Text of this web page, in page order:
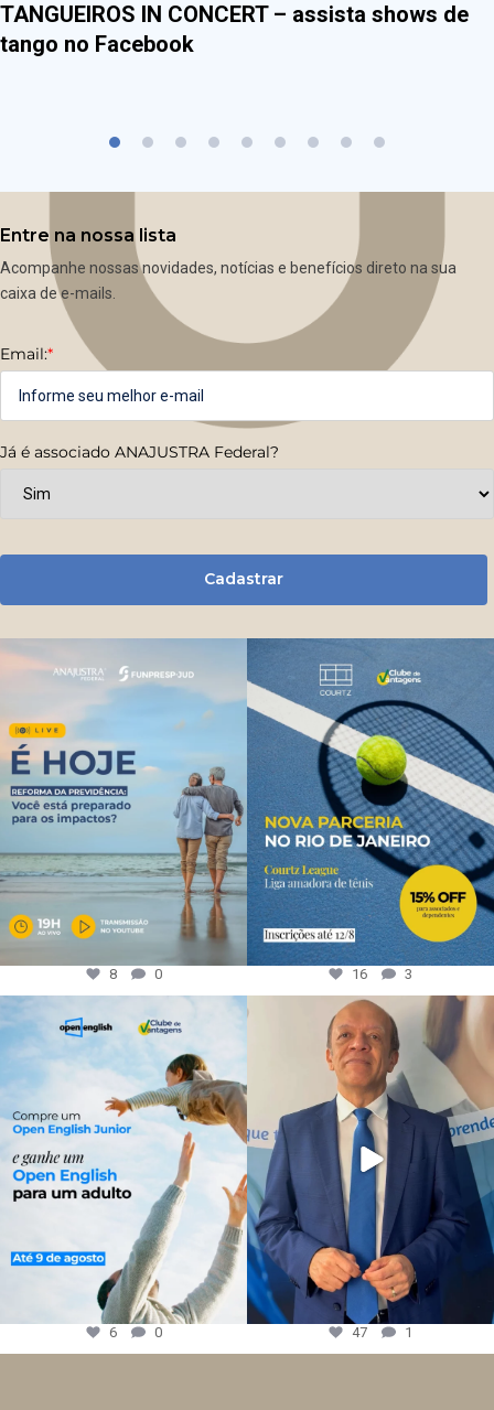
TANGUEIROS IN CONCERT – assista shows de
tango no Facebook
Entre na nossa lista
Acompanhe nossas novidades, notícias e benefícios direto na sua
caixa de e-mails.
Email:*
Já é associado ANAJUSTRA Federal?
Cadastrar
8 0 16 3
6 0 47 1